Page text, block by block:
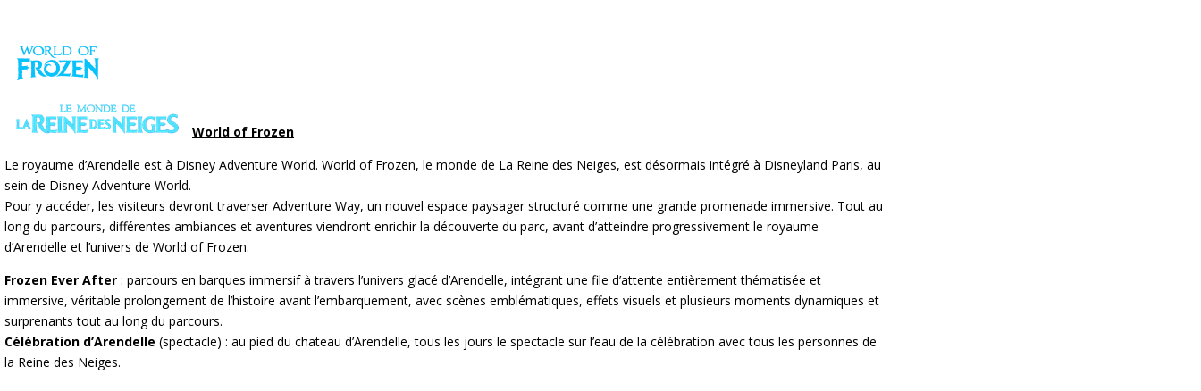
World of Frozen
Le royaume d’Arendelle est à Disney Adventure World. World of Frozen, le monde de La Reine des Neiges, est désormais intégré à Disneyland Paris, au
sein de Disney Adventure World.
Pour y accéder, les visiteurs devront traverser Adventure Way, un nouvel espace paysager structuré comme une grande promenade immersive. Tout au
long du parcours, différentes ambiances et aventures viendront enrichir la découverte du parc, avant d’atteindre progressivement le royaume
d’Arendelle et l’univers de World of Frozen.
Frozen Ever After : parcours en barques immersif à travers l’univers glacé d’Arendelle, intégrant une file d’attente entièrement thématisée et
immersive, véritable prolongement de l’histoire avant l’embarquement, avec scènes emblématiques, effets visuels et plusieurs moments dynamiques et
surprenants tout au long du parcours.
Célébration d’Arendelle (spectacle) : au pied du chateau d’Arendelle, tous les jours le spectacle sur l’eau de la célébration avec tous les personnes de
la Reine des Neiges.